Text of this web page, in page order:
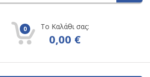
0 Το Καλάθι σας:
0,00 €